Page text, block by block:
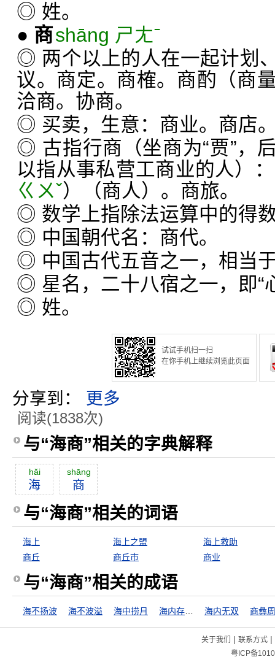
◎ 姓。
● 商shāng ㄕㄤˉ
◎ 两个以上的人在一起计划
议。商定。商榷。商酌（商
洽商。协商。
◎ 买卖，生意：商业。商店
◎ 古指行商（坐商为“贾”，
以指从事私营工商业的人）
ㄍㄨˇ）（商人）。商旅。
◎ 数学上指除法运算中的得
◎ 中国朝代名：商代。
◎ 中国古代五音之一，相当
◎ 星名，二十八宿之一，即“
◎ 姓。
试试手机扫一扫
在你手机上继续浏览此页面
分享到： 更多
阅读(1838次)
与“海商”相关的字典解释
hăi
海
shāng
商
与“海商”相关的词语
海上 海上之盟
海上救助
商丘
商丘市 商业
与“海商”相关的成语
海不扬波 海不波溢 海中捞月 海内无双 商彝
关于我们 | 联系方式|
粤ICP备